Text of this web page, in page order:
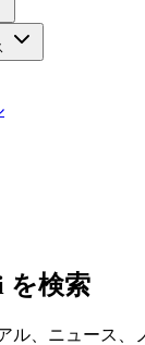
を検索
ル、ニュース、